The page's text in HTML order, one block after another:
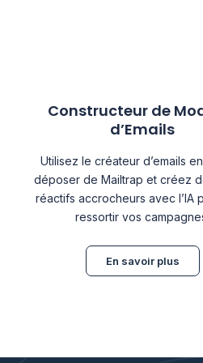
Constructeur de
d’Emails
Utilisez le créateur d’emails
déposer de Mailtrap et créez
réactifs accrocheurs avec l’IA
ressortir vos
En savoir plus